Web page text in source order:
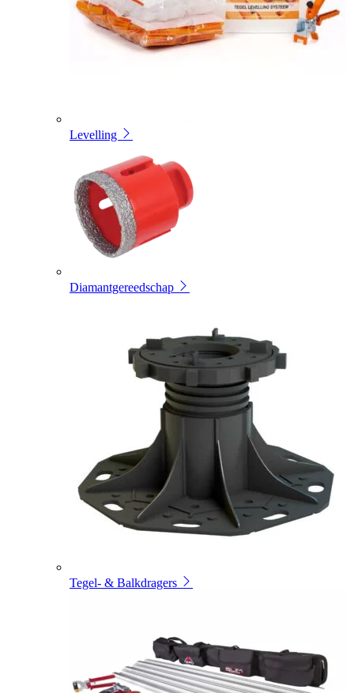
Levelling
Diamantgereedschap
Tegel- & Balkdragers